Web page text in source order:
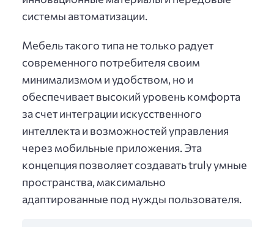
системы автоматизации.
Мебель такого типа не только радует
современного потребителя своим
минимализмом и удобством, но и
обеспечивает высокий уровень комфорта
за счет интеграции искусственного
интеллекта и возможностей управления
через мобильные приложения. Эта
концепция позволяет создавать truly умные
пространства, максимально
адаптированные под нужды пользователя.